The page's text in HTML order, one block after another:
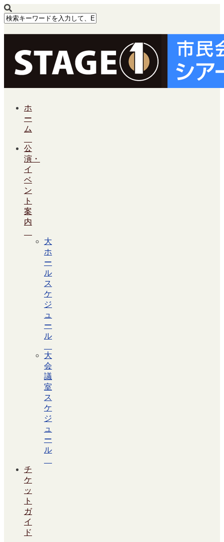
ホ
ー
ム
公
演・
イ
ベ
ン
ト
案
内
大
ホ
ー
ル
ス
ケ
ジ
ュ
ー
ル
大
会
議
室
ス
ケ
ジ
ュ
ー
ル
チ
ケ
ッ
ト
ガ
イ
ド